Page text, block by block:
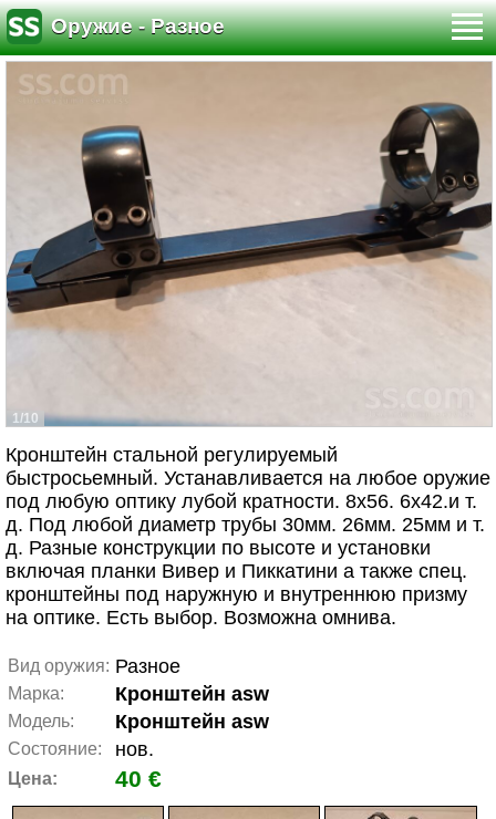
Оружие - Разное
1/10
Кронштейн стальной регулируемый
быстросьемный. Устанавливается на любое оружие
под любую оптику лубой кратности. 8х56. 6х42.и т.
д. Под любой диаметр трубы 30мм. 26мм. 25мм и т.
д. Разные конструкции по высоте и установки
включая планки Вивер и Пиккатини а также спец.
кронштейны под наружную и внутреннюю призму
на оптике. Есть выбор. Возможна омнива.
Вид оружия: Разное
Марка: Кронштейн asw
Модель: Кронштейн asw
Состояние: нов.
Цена: 40 €